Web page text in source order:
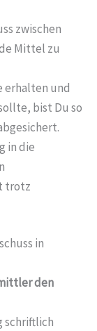
zwischen
Mittel zu
erhalten und
bist Du so
in die
trotz
in
den
schriftlich